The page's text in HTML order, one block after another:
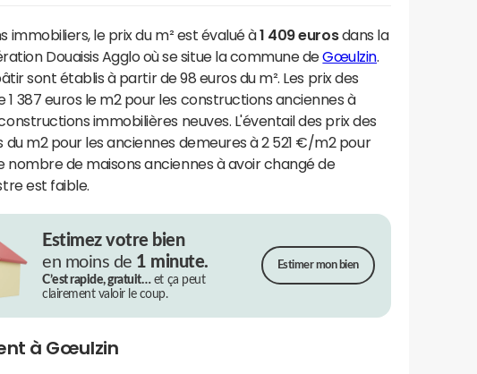
immobiliers, le prix du m² est évalué à1 409 eurosdans la
Douaisis Agglo où se situe la commune deGœulzin
sont établis à partir de 98 euros du m². Les prix des
387 euros le m2 pour les constructions anciennes à
immobilières neuves. L'éventail des prix des
du m2 pour les anciennes demeures à 2 521 €/m2 pour
nombre de maisons anciennes à avoir changé de
est faible.
Estimez votre bien
en moins de 1 minute.
C’est rapide, gratuit…et ça peut
clairement valoir le coup.
Estimer mon bien
à Gœulzin